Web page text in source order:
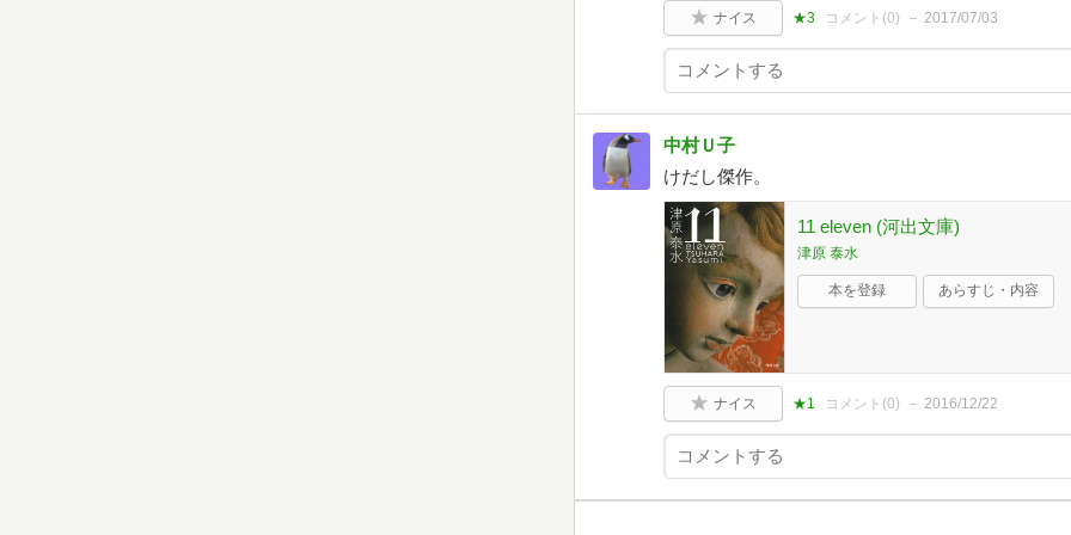
ナイス ★3 コメント(0) 2017/07/03
中村Ｕ子
けだし傑作。
11 eleven (河出文庫)
津原 泰水
本を登録 あらすじ・内容
ナイス ★1 コメント(0) 2016/12/22